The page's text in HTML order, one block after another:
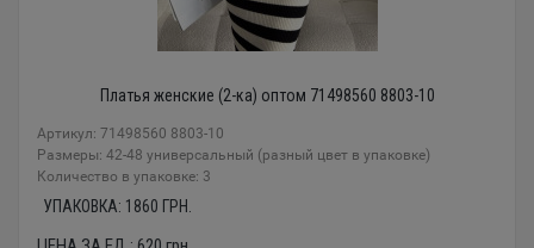
Платья женские (2-ка) оптом 71498560 8803-10
Артикул: 71498560 8803-10
Размеры: 42-48 универсальный (разный цвет в упаковке)
Количество в упаковке: 3
УПАКОВКА: 1860 ГРН.